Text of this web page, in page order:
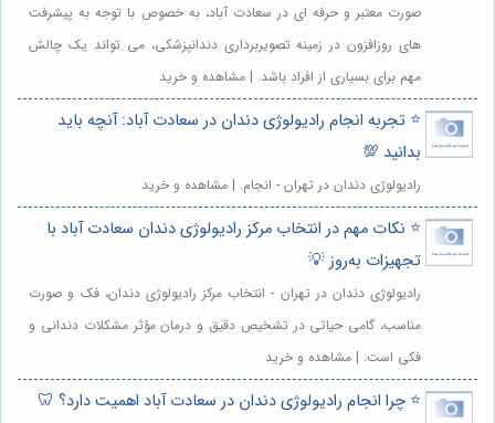
صورت معتبر و حرفه ای در سعادت آباد، به خصوص با توجه به پیشرفت
های روزافزون در زمینه تصویربرداری دندانپزشکی، می تواند یک چالش
مهم برای بسیاری از افراد باشد. | مشاهده و خرید
⭐️ تجربه انجام رادیولوژی دندان در سعادت آباد: آنچه باید
بدانید 💯
رادیولوژی دندان در تهران - انجام. | مشاهده و خرید
⭐️ نکات مهم در انتخاب مرکز رادیولوژی دندان سعادت آباد با
تجهیزات به‌روز 💡
رادیولوژی دندان در تهران - انتخاب مرکز رادیولوژی دندان، فک و صورت
مناسب، گامی حیاتی در تشخیص دقیق و درمان مؤثر مشکلات دندانی و
فکی است. | مشاهده و خرید
⭐️ چرا انجام رادیولوژی دندان در سعادت آباد اهمیت دارد؟ 🦷